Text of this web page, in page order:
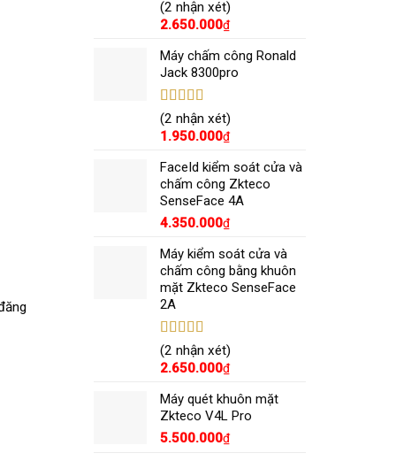
Được xếp
hạng5.005
sao
(2 nhận xét)
2.650.000₫
Máy chấm công Ronald
Jack 8300pro
Được xếp
hạng5.005
sao
(2 nhận xét)
1.950.000₫
FaceId kiểm soát cửa và
chấm công Zkteco
SenseFace 4A
4.350.000₫
Máy kiểm soát cửa và
chấm công bằng khuôn
mặt Zkteco SenseFace
2A
Được xếp
hạng5.005
sao
(2 nhận xét)
2.650.000₫
Máy quét khuôn mặt
Zkteco V4L Pro
5.500.000₫